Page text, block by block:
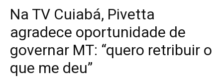
Na TV Cuiabá, Pivetta
agradece oportunidade de
governar MT: “quero retribuir o
que me deu”